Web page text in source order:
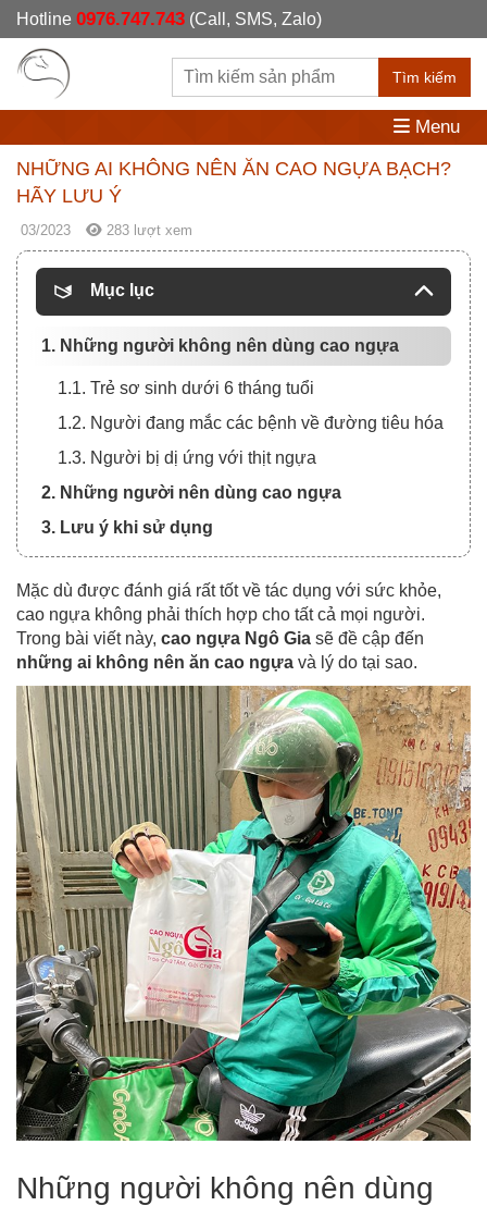
Hotline 0976.747.743 (Call, SMS, Zalo)
Tìm kiếm
Menu
NHỮNG AI KHÔNG NÊN ĂN CAO NGỰA BẠCH?
HÃY LƯU Ý
03/2023 283 lượt xem
Mục lục
1. Những người không nên dùng cao ngựa
1.1. Trẻ sơ sinh dưới 6 tháng tuổi
1.2. Người đang mắc các bệnh về đường tiêu hóa
1.3. Người bị dị ứng với thịt ngựa
2. Những người nên dùng cao ngựa
3. Lưu ý khi sử dụng
Mặc dù được đánh giá rất tốt về tác dụng với sức khỏe,
cao ngựa không phải thích hợp cho tất cả mọi người.
Trong bài viết này, cao ngựa Ngô Gia sẽ đề cập đến
những ai không nên ăn cao ngựa và lý do tại sao.
Những người không nên dùng